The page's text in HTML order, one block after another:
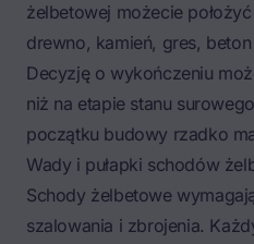
żelbetowej możecie
drewno, kamień, gres,
Decyzję o wykończeniu
niż na etapie stanu
początku budowy rzadko
Wady i pułapki schodów
Schody żelbetowe
szalowania i zbrojenia.